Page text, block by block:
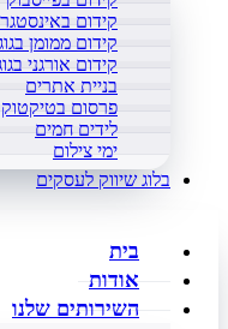
קידום
קידום ממומן
קידום אורגני
בניית אתרים
פרסום בטיקטוק
לידים חמים
ימי צילום
בלוג שיווק לעסקים
בית
אודות
השירותים שלנו